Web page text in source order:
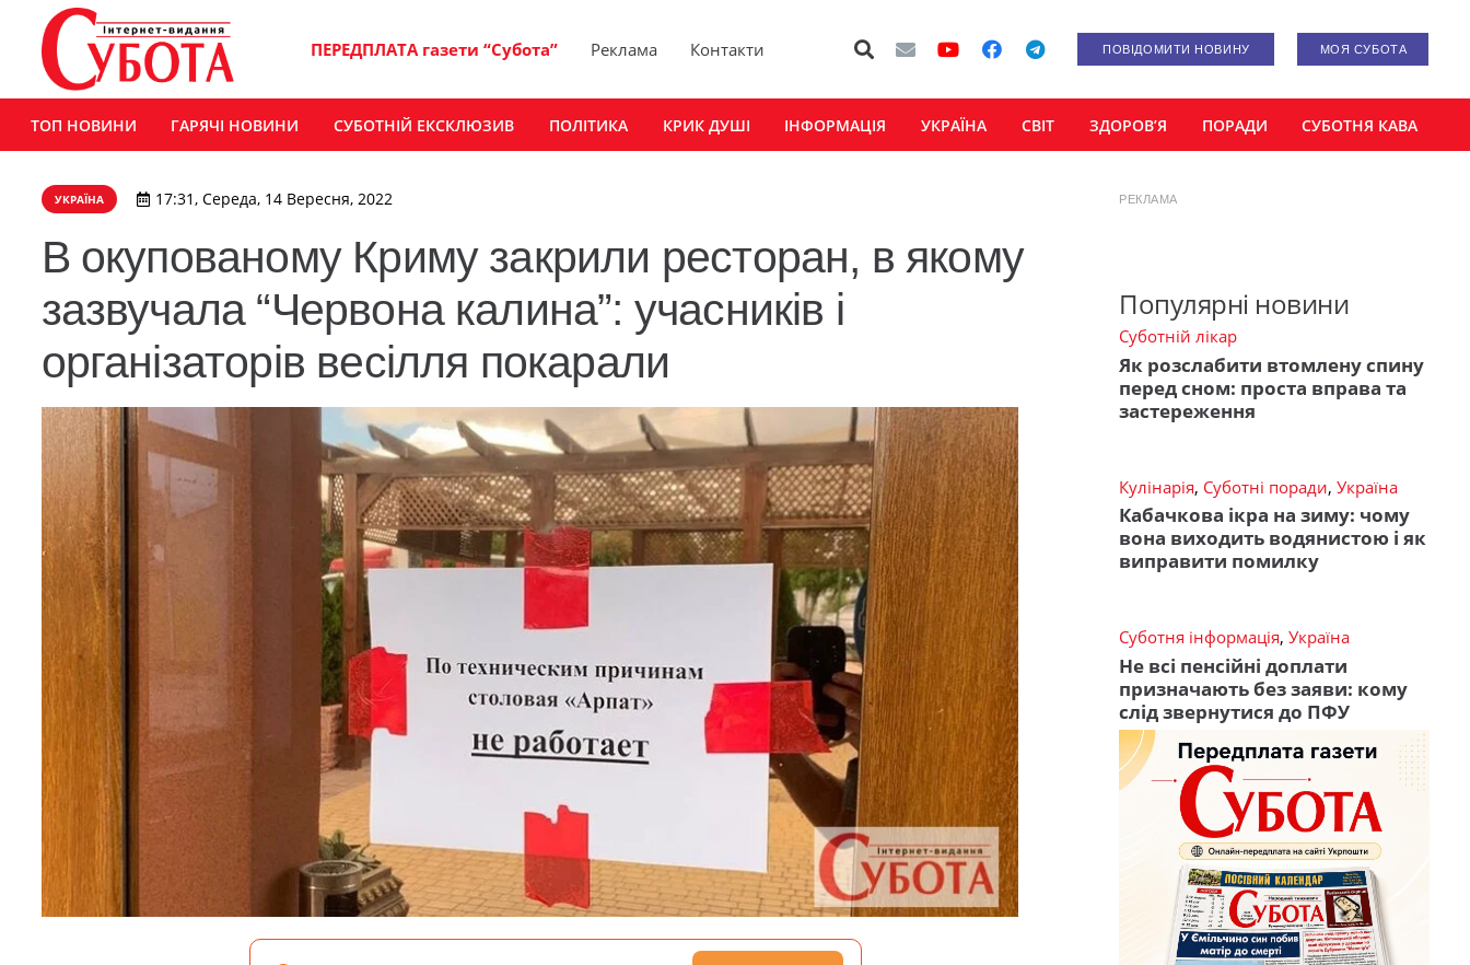
ПЕРЕДПЛАТА газети “Субота” Реклама Контакти ПОВІДОМИТИ НОВИНУ МОЯ СУБОТА
ТОП НОВИНИ ГАРЯЧІ НОВИНИ СУБОТНІЙ ЕКСКЛЮЗИВ ПОЛІТИКА КРИК ДУШІ ІНФОРМАЦІЯ УКРАЇНА СВІТ ЗДОРОВ’Я ПОРАДИ СУБОТНЯ КАВА
УКРАЇНА 17:31, Середа, 14 Вересня, 2022
В окупованому Криму закрили ресторан, в якому
зазвучала “Червона калина”: учасників і
організаторів весілля покарали
РЕКЛАМА
Популярні новини
Суботній лікар
Як розслабити втомлену спину
перед сном: проста вправа та
застереження
Кулінарія, Суботні поради, Україна
Кабачкова ікра на зиму: чому
вона виходить водянистою і як
виправити помилку
Суботня інформація, Україна
Не всі пенсійні доплати
призначають без заяви: кому
слід звернутися до ПФУ